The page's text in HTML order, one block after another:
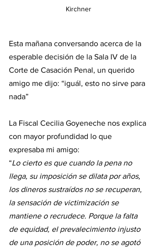
Kirchner
Esta mañana conversando acerca de la
esperable decisión de la Sala IV de la
Corte de Casación Penal, un querido
amigo me dijo: “iguál, esto no sirve para
nada”
La Fiscal Cecilia Goyeneche nos explica
con mayor profundidad lo que
expresaba mi amigo:
“Lo cierto es que cuando la pena no
llega, su imposición se dilata por años,
los dineros sustraídos no se recuperan,
la sensación de victimización se
mantiene o recrudece. Porque la falta
de equidad, el prevalecimiento injusto
de una posición de poder, no se agotó